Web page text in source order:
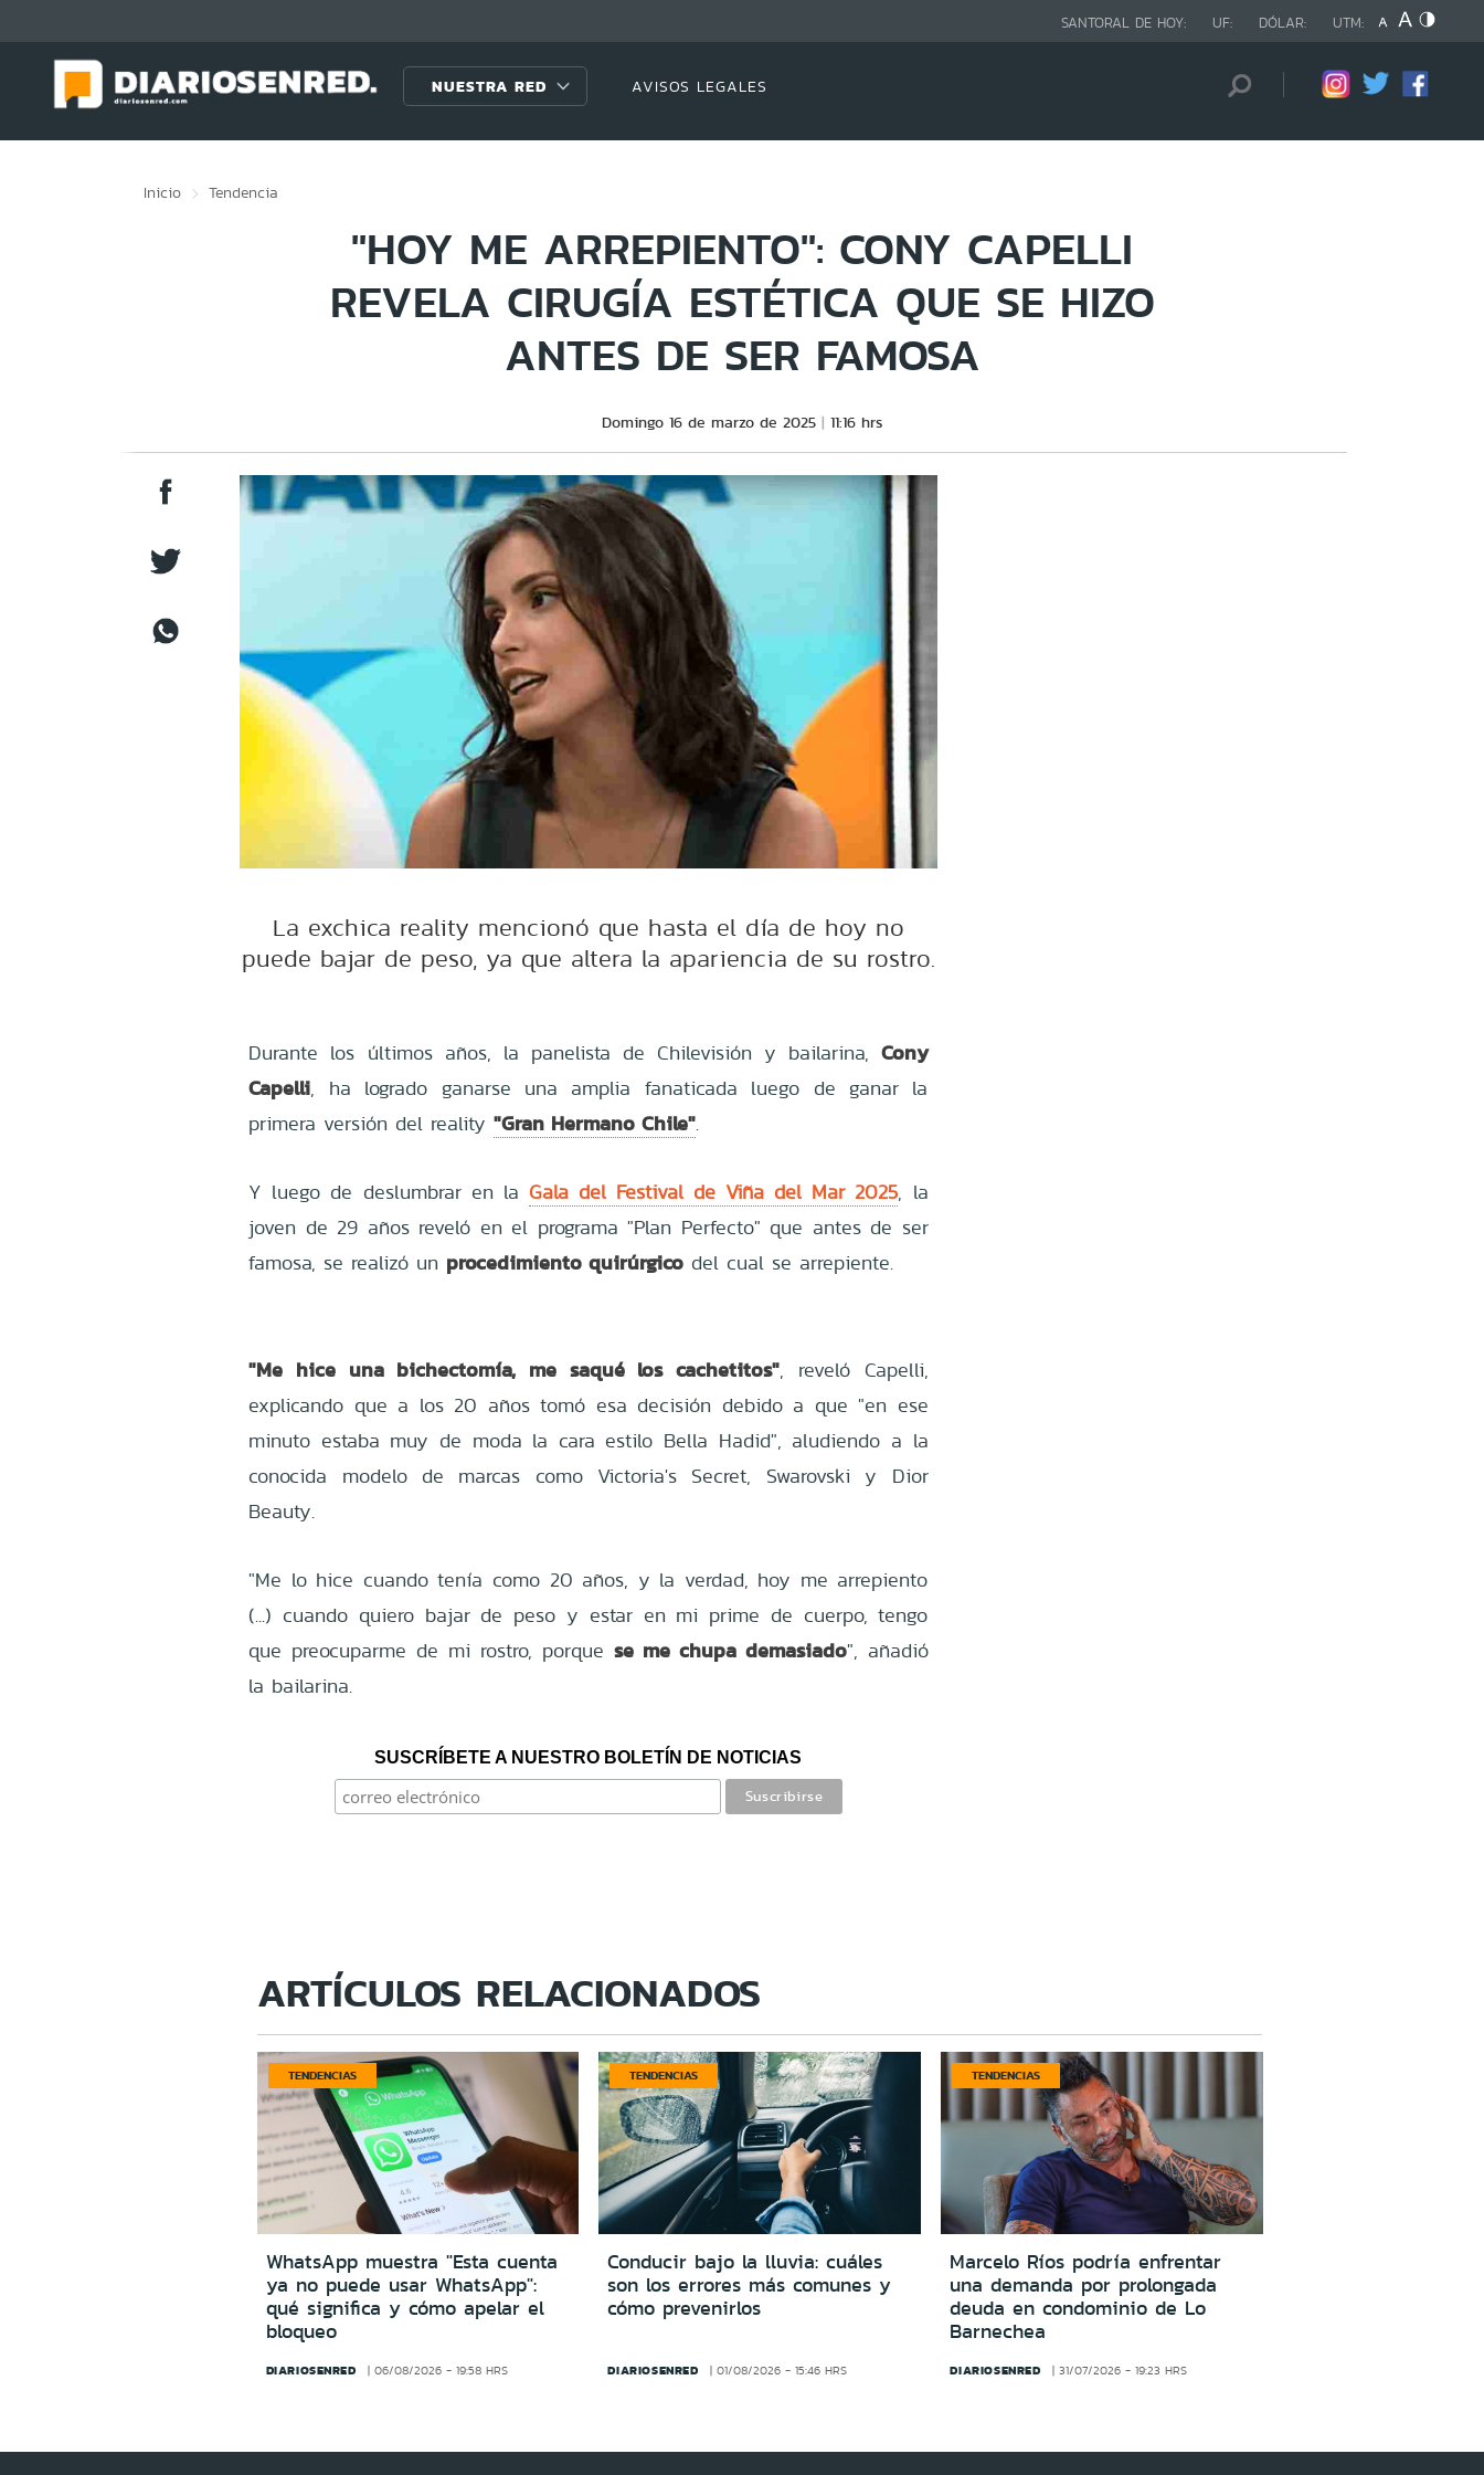
SANTORAL DE HOY: UF: DÓLAR: UTM:
NUESTRA RED AVISOS LEGALES
Inicio Tendencia
"HOY ME ARREPIENTO": CONY CAPELLI
REVELA CIRUGÍA ESTÉTICA QUE SE HIZO
ANTES DE SER FAMOSA
Domingo 16 de marzo de 2025 11:16 hrs
La exchica reality mencionó que hasta el día de hoy no
puede bajar de peso, ya que altera la apariencia de su rostro.
Durante los últimos años, la panelista de Chilevisión y bailarina, Cony
Capelli, ha logrado ganarse una amplia fanaticada luego de ganar la
primera versión del reality"Gran Hermano Chile".
Y luego de deslumbrar en la Gala del Festival de Viña del Mar 2025, la
joven de 29 años reveló en el programa "Plan Perfecto" que antes de ser
famosa, se realizó un procedimiento quirúrgico del cual se arrepiente.
"Me hice una bichectomía, me saqué los cachetitos", reveló Capelli,
explicando que a los 20 años tomó esa decisión debido a que "en ese
minuto estaba muy de moda la cara estilo Bella Hadid", aludiendo a la
conocida modelo de marcas como Victoria's Secret, Swarovski y Dior
Beauty.
"Me lo hice cuando tenía como 20 años, y la verdad, hoy me arrepiento
(...) cuando quiero bajar de peso y estar en mi prime de cuerpo, tengo
que preocuparme de mi rostro, porque se me chupa demasiado", añadió
la bailarina.
SUSCRÍBETE A NUESTRO BOLETÍN DE NOTICIAS
ARTÍCULOS RELACIONADOS
TENDENCIAS
WhatsApp muestra "Esta cuenta
ya no puede usar WhatsApp":
qué significa y cómo apelar el
bloqueo
DIARIOSENRED 06/08/2026 - 19:58 HRS
TENDENCIAS
Conducir bajo la lluvia: cuáles
son los errores más comunes y
cómo prevenirlos
DIARIOSENRED 01/08/2026 - 15:46 HRS
TENDENCIAS
Marcelo Ríos podría enfrentar
una demanda por prolongada
deuda en condominio de Lo
Barnechea
DIARIOSENRED 31/07/2026 - 19:23 HRS